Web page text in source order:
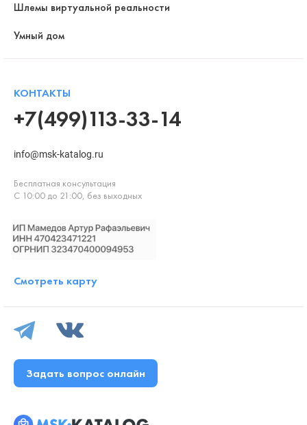
Шлемы виртуальной реальности
Умный дом
КОНТАКТЫ
+7(499)113-33-14
info@msk-katalog.ru
Бесплатная консультация
С 10:00 до 21:00, без выходных
Смотреть карту
Задать вопрос онлайн